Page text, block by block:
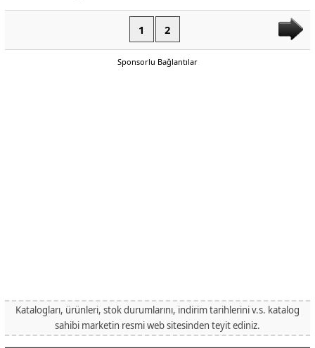
1 2
Sponsorlu Bağlantılar
Katalogları, ürünleri, stok durumlarını, indirim tarihlerini v.s. katalog
sahibi marketin resmi web sitesinden teyit ediniz.